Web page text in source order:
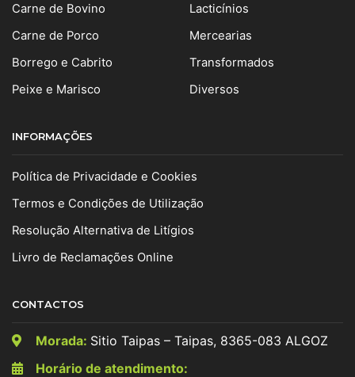
Carne de Bovino
Carne de Porco
Borrego e Cabrito
Peixe e Marisco
Lacticínios
Mercearias
Transformados
Diversos
INFORMAÇÕES
Política de Privacidade e Cookies
Termos e Condições de Utilização
Resolução Alternativa de Litígios
Livro de Reclamações Online
CONTACTOS
Morada: Sitio Taipas – Taipas, 8365-083 ALGOZ
Horário de atendimento: